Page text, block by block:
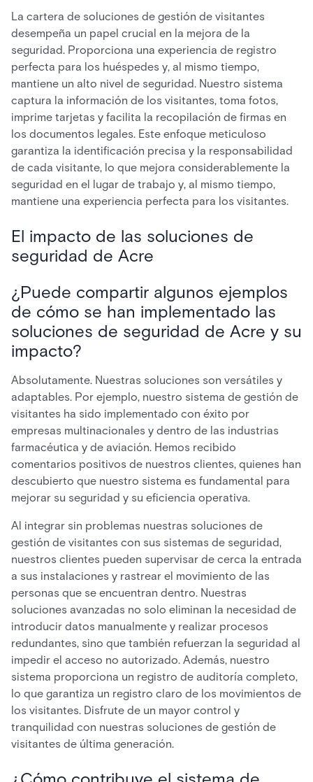
La cartera de soluciones de gestión de visitantes
desempeña un papel crucial en la mejora de la
seguridad. Proporciona una experiencia de registro
perfecta para los huéspedes y, al mismo tiempo,
mantiene un alto nivel de seguridad. Nuestro sistema
captura la información de los visitantes, toma fotos,
imprime tarjetas y facilita la recopilación de firmas en
los documentos legales. Este enfoque meticuloso
garantiza la identificación precisa y la responsabilidad
de cada visitante, lo que mejora considerablemente la
seguridad en el lugar de trabajo y, al mismo tiempo,
mantiene una experiencia perfecta para los visitantes.
El impacto de las soluciones de
seguridad de Acre
¿Puede compartir algunos ejemplos
de cómo se han implementado las
soluciones de seguridad de Acre y su
impacto?
Absolutamente. Nuestras soluciones son versátiles y
adaptables. Por ejemplo, nuestro sistema de gestión de
visitantes ha sido implementado con éxito por
empresas multinacionales y dentro de las industrias
farmacéutica y de aviación. Hemos recibido
comentarios positivos de nuestros clientes, quienes han
descubierto que nuestro sistema es fundamental para
mejorar su seguridad y su eficiencia operativa.
Al integrar sin problemas nuestras soluciones de
gestión de visitantes con sus sistemas de seguridad,
nuestros clientes pueden supervisar de cerca la entrada
a sus instalaciones y rastrear el movimiento de las
personas que se encuentran dentro. Nuestras
soluciones avanzadas no solo eliminan la necesidad de
introducir datos manualmente y realizar procesos
redundantes, sino que también refuerzan la seguridad al
impedir el acceso no autorizado. Además, nuestro
sistema proporciona un registro de auditoría completo,
lo que garantiza un registro claro de los movimientos de
los visitantes. Disfrute de un mayor control y
tranquilidad con nuestras soluciones de gestión de
visitantes de última generación.